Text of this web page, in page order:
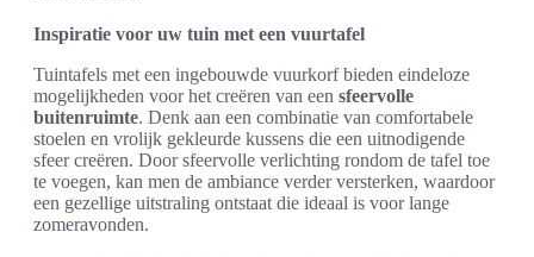
Inspiratie voor uw tuin met een vuurtafel
Tuintafels met een ingebouwde vuurkorf bieden eindeloze
mogelijkheden voor het creëren van een sfeervolle
buitenruimte. Denk aan een combinatie van comfortabele
stoelen en vrolijk gekleurde kussens die een uitnodigende
sfeer creëren. Door sfeervolle verlichting rondom de tafel toe
te voegen, kan men de ambiance verder versterken, waardoor
een gezellige uitstraling ontstaat die ideaal is voor lange
zomeravonden.